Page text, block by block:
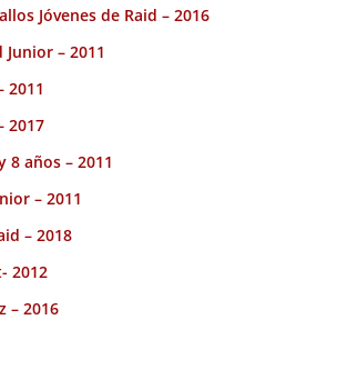
Jóvenes de Raid – 2016
– 2011
2011
2017
8 años – 2011
– 2011
– 2018
2012
– 2016